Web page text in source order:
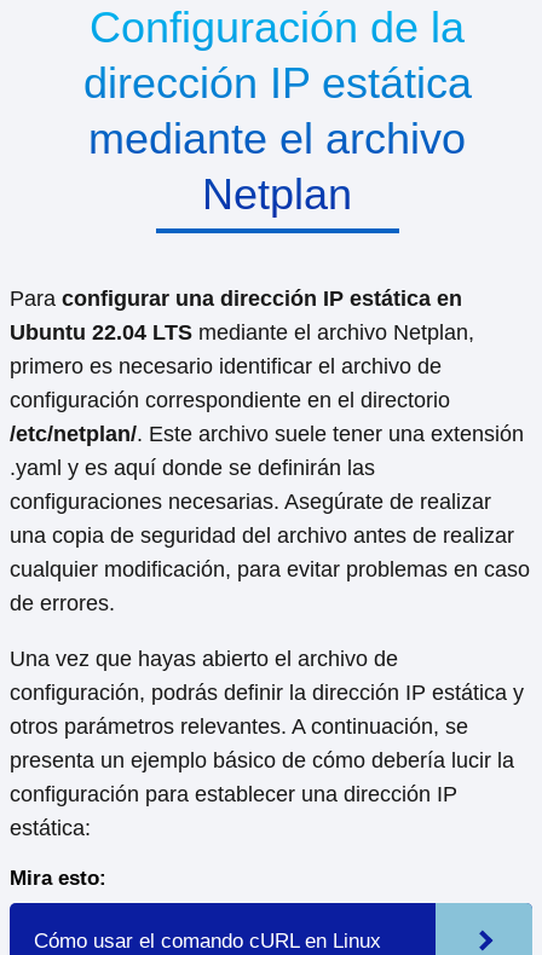
Configuración de la
dirección IP estática
mediante el archivo
Netplan
Para configurar una dirección IP estática en
Ubuntu 22.04 LTS mediante el archivo Netplan,
primero es necesario identificar el archivo de
configuración correspondiente en el directorio
/etc/netplan/. Este archivo suele tener una extensión
.yaml y es aquí donde se definirán las
configuraciones necesarias. Asegúrate de realizar
una copia de seguridad del archivo antes de realizar
cualquier modificación, para evitar problemas en caso
de errores.
Una vez que hayas abierto el archivo de
configuración, podrás definir la dirección IP estática y
otros parámetros relevantes. A continuación, se
presenta un ejemplo básico de cómo debería lucir la
configuración para establecer una dirección IP
estática:
Mira esto:
Cómo usar el comando cURL en Linux